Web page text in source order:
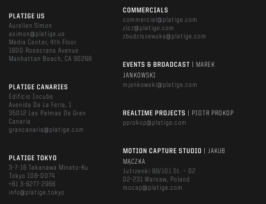
PLATIGE US
Aurelien Simon
asimon@platige.us
Media Center, 4th Floor
1600 Rosecrans Avenue
Manhattan Beach, CA 90266
PLATIGE CANARIES
Edificio Incube
Avenida De La Feria, 1
35012 Las Palmas De Gran
Canaria
grancanaria@platige.com
PLATIGE TOKYO
3-7-16 Takanawa Minato-Ku
Tokyo 108-0074
+81 3-6277-2966
info@platige.tokyo
COMMERCIALS
commercial@platige.com
zicz@platige.com
zbudziszewska@platige.com
EVENTS & BROADCAST
| MAREK
JANKOWSKI
mjankowski@platige.com
REALTIME PROJECTS
| PIOTR PROKOP
pprokop@platige.com
MOTION CAPTURE STUDIO
| JAKUB
MĄCZKA
Jutrzenki 99/101 St. – D2
02-231 Warsaw, Poland
mocap@platige.com